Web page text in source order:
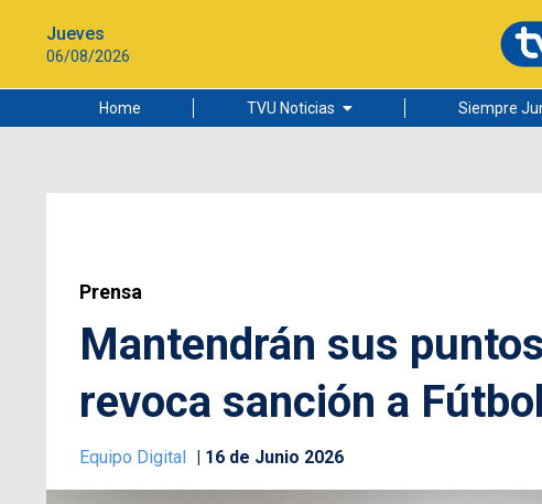
Jueves
06/08/2026
Home TVU Noticias
Ciudad
Siempre
Prensa
Mantendrán sus
revoca sanción a
Equipo Digital 16 de Junio 2026